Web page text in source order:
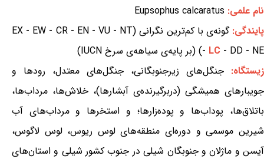
نام علمی: Eupsophus calcaratus
پایندگی:
گونه‌ی با کم‌ترین نگرانی (EX - EW - CR - EN - VU - NT
- LC - DD - NE) (بر پایه‌ی سیاهه‌ی سرخ IUCN)
زیستگاه: جنگل‌های زیرجنوبگانی، جنگل‌های معتدل، رودها و
جویبارهای همیشگی (دربرگیرنده‌ی آبشارها)، خلاش‌ها، مرداب‌ها،
باتلاق‌ها، پوداب‌ها و پوده‌زارها؛ و استخرها و مرداب‌های آب
شیرین موسمی و دوره‌ای منطقه‌های لوس ریوس، لوس لاگوس،
آیسن و ماژلان و جنوبگان شیلی در جنوب کشور شیلی و استان‌های